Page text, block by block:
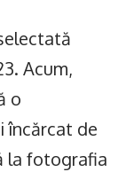
Acum,
o
încărcat de
la fotografia